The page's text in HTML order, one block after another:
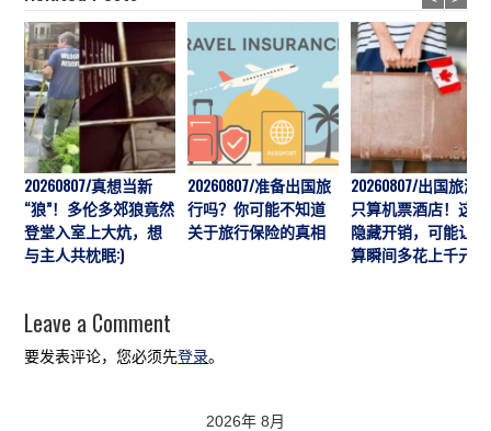
20260807/真想当新
“狼”！多伦多郊狼竟然
登堂入室上大炕，想
与主人共枕眠:)
20260807/准备出国旅
行吗？你可能不知道
关于旅行保险的真相
20260807/出国旅游
只算机票酒店！这7
隐藏开销，可能让预
算瞬间多花上千元
Leave a Comment
要发表评论，您必须先登录。
2026年 8月